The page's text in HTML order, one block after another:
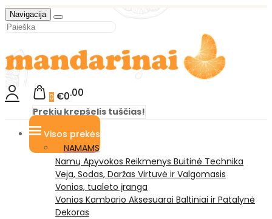
Navigacija
0 €0 00
Prekių krepšelis tuščias!
Visos prekės
NAMAMS
Namų Apyvokos Reikmenys Buitinė Technika
Veja, Sodas, Daržas Virtuvė ir Valgomasis
Vonios, tualeto įranga
Vonios Kambario Aksesuarai Baltiniai ir Patalynė
Dekoras